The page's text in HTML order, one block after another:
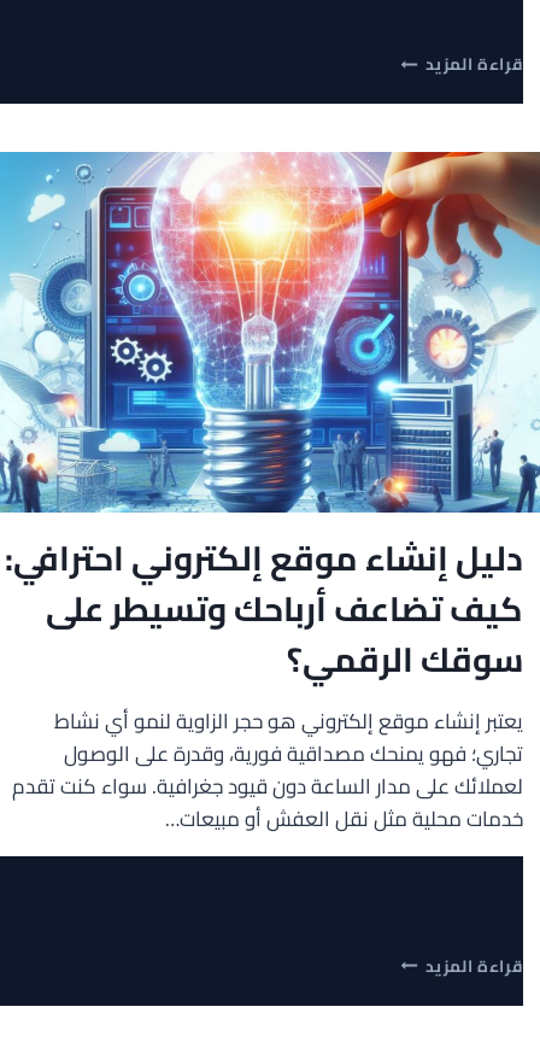
قراءة المزيددليلك
لاختيار
استضافة
مواقع:
معايير
السرعة
والأمان
لمنصتك
الرقمية
دليل إنشاء موقع إلكتروني احترافي:
كيف تضاعف أرباحك وتسيطر على
سوقك الرقمي؟
يعتبر إنشاء موقع إلكتروني هو حجر الزاوية لنمو أي نشاط
تجاري؛ فهو يمنحك مصداقية فورية، وقدرة على الوصول
لعملائك على مدار الساعة دون قيود جغرافية. سواء كنت تقدم
خدمات محلية مثل نقل العفش أو مبيعات…
قراءة المزيددليل
موقع